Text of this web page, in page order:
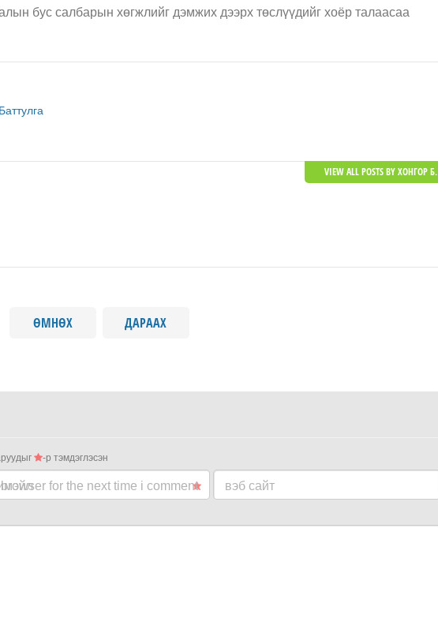
бус салбарын хөгжлийг дэмжих дээрх төслүүдийг хоёр талаасаа
VIEW ALL POSTS BY ХОНГОР Б.
ӨМНӨХ ДАРААХ
-р тэмдэглэсэн
вэб сайт
for the next time i comment.